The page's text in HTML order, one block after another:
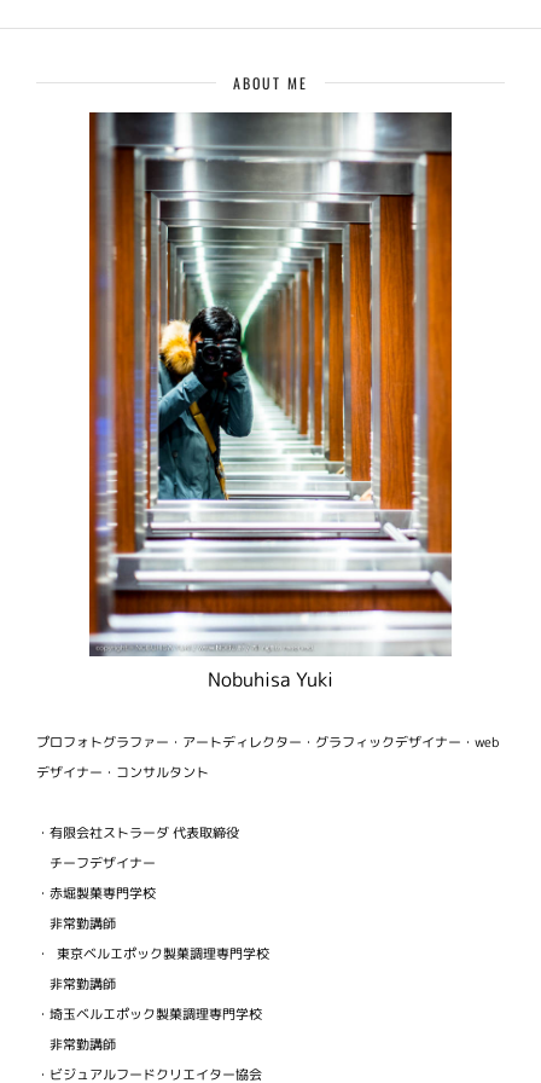
ABOUT ME
Nobuhisa Yuki
プロフォトグラファー・アートディレクター・グラフィックデザイナー・web
デザイナー・コンサルタント
・有限会社ストラーダ 代表取締役
チーフデザイナー
・赤堀製菓専門学校
非常勤講師
・ 東京ベルエポック製菓調理専門学校
非常勤講師
・埼玉ベルエポック製菓調理専門学校
非常勤講師
・ビジュアルフードクリエイター協会